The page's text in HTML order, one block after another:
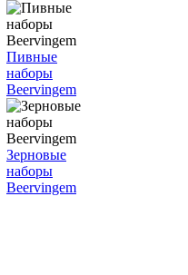
Пивные
наборы
Beervingem
Зерновые
наборы
Beervingem